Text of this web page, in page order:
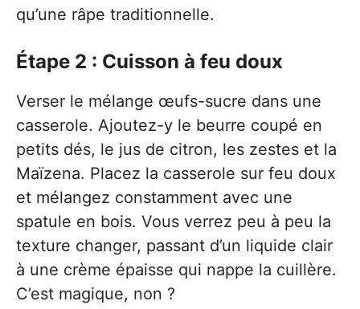
qu’une râpe traditionnelle.
Étape 2 : Cuisson à feu doux
Verser le mélange œufs-sucre dans une
casserole. Ajoutez-y le beurre coupé en
petits dés, le jus de citron, les zestes et la
Maïzena. Placez la casserole sur feu doux
et mélangez constamment avec une
spatule en bois. Vous verrez peu à peu la
texture changer, passant d’un liquide clair
à une crème épaisse qui nappe la cuillère.
C’est magique, non ?